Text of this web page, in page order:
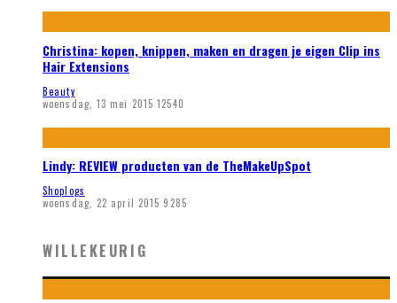
Christina: kopen, knippen, maken en dragen je eigen Clip ins
Hair Extensions
Beauty
woensdag, 13 mei 2015 12540
Lindy: REVIEW producten van de TheMakeUpSpot
Shoplogs
woensdag, 22 april 2015 9285
WILLEKEURIG